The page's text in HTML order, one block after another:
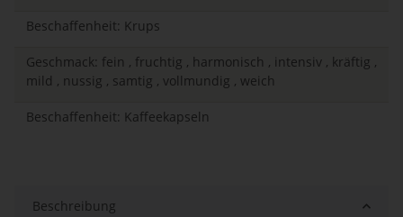
Beschaffenheit: Krups
Geschmack: fein , fruchtig , harmonisch , intensiv , kräftig ,
mild , nussig , samtig , vollmundig , weich
Beschaffenheit: Kaffeekapseln
Beschreibung